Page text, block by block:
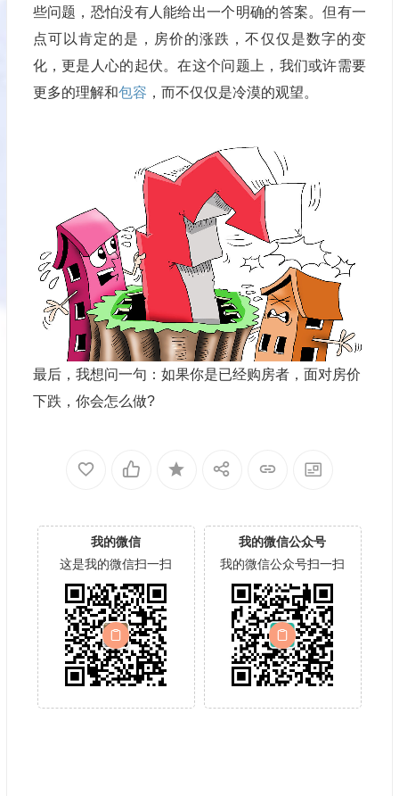
些问题，恐怕没有人能给出一个明确的答案。但有一
点可以肯定的是，房价的涨跌，不仅仅是数字的变
化，更是人心的起伏。在这个问题上，我们或许需要
更多的理解和包容 ，而不仅仅是冷漠的观望。
最后，我想问一句：如果你是已经购房者，面对房价
下跌，你会怎么做?
我的微信
这是我的微信扫一扫
我的微信公众号
我的微信公众号扫一扫